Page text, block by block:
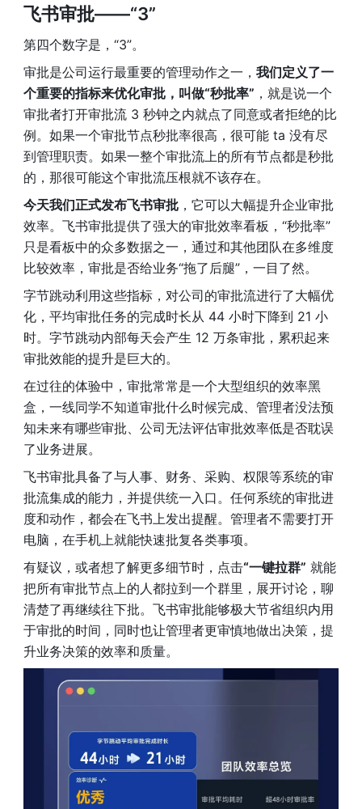
飞书审批——“3”
第四个数字是，“3”。
审批是公司运行最重要的管理动作之一， 我们定义了一
个重要的指标来优化审批，叫做“秒批率” ，就是说一个
审批者打开审批流 3 秒钟之内就点了同意或者拒绝的比
例。如果一个审批节点秒批率很高，很可能 ta 没有尽
到管理职责。如果一整个审批流上的所有节点都是秒批
的，那很可能这个审批流压根就不该存在。
今天我们正式发布飞书审批，它可以大幅提升企业审批
效率。飞书审批提供了强大的审批效率看板，“秒批率”
只是看板中的众多数据之一，通过和其他团队在多维度
比较效率，审批是否给业务“拖了后腿”，一目了然。
字节跳动利用这些指标，对公司的审批流进行了大幅优
化，平均审批任务的完成时长从 44 小时下降到 21 小
时。字节跳动内部每天会产生 12 万条审批，累积起来
审批效能的提升是巨大的。
在过往的体验中，审批常常是一个大型组织的效率黑
盒，一线同学不知道审批什么时候完成、管理者没法预
知未来有哪些审批、公司无法评估审批效率低是否耽误
了业务进展。
飞书审批具备了与人事、财务、采购、权限等系统的审
批流集成的能力，并提供统一入口。任何系统的审批进
度和动作，都会在飞书上发出提醒。管理者不需要打开
电脑，在手机上就能快速批复各类事项。
有疑议，或者想了解更多细节时，点击“一键拉群” 就能
把所有审批节点上的人都拉到一个群里，展开讨论，聊
清楚了再继续往下批。飞书审批能够极大节省组织内用
于审批的时间，同时也让管理者更审慎地做出决策，提
升业务决策的效率和质量。